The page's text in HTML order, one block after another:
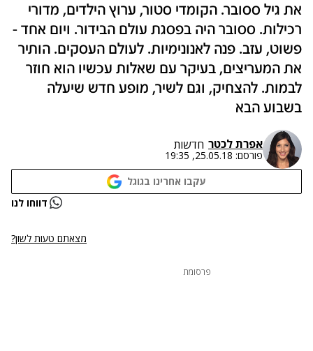
את גיל ססובר. הקומדי סטור, ערוץ הילדים, מדורי
רכילות. ססובר היה בפסגת עולם הבידור. ויום אחד -
פשוט, עזב. פנה לאנונימיות. לעולם העסקים. הותיר
את המעריצים, בעיקר עם שאלות עכשיו הוא חוזר
לבמות. להצחיק, וגם לשיר, מופע חדש שיעלה
בשבוע הבא
אפרת לכטר חדשות
פורסם: 25.05.18, 19:35
עקבו אחרינו בגוגל
דווחו לנו
מצאתם טעות לשון?
פרסומת